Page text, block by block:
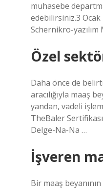
muhasebe
edebilirsiniz.3 Ocak
Schernikro-
Özel
Daha önce de
aracılığıyla maaş
yandan, vadeli
TheBaler
Delge-Na-Na …
İşveren
Bir maaş